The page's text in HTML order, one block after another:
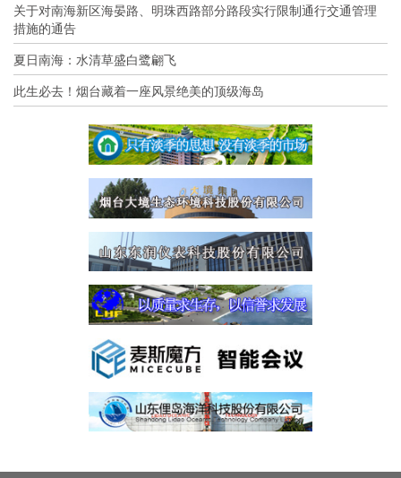
关于对南海新区海晏路、明珠西路部分路段实行限制通行交通管理
措施的通告
夏日南海：水清草盛白鹭翩飞
此生必去！烟台藏着一座风景绝美的顶级海岛